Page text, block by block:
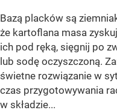
Bazą placków są
że kartoflana masa
ich pod ręką, sięgnij po
lub sodę oczyszczoną.
świetne rozwiązanie w
czas przygotowywania
w składzie...